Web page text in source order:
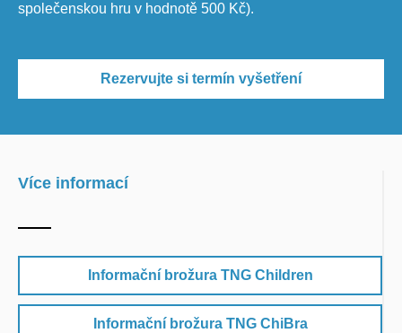
společenskou hru v hodnotě 500 Kč).
Rezervujte si termín vyšetření
Více informací
Informační brožura TNG Children
Informační brožura TNG ChiBra